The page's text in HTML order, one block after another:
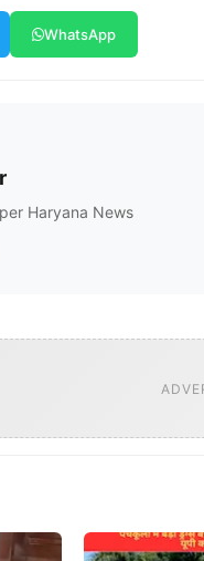
WhatsApp
Haryana News